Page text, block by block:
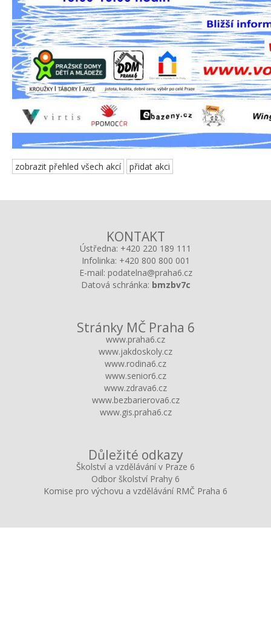
zobrazit přehled všech akcí přidat akci
KONTAKT
Ústředna: +420 220 189 111
Infolinka: +420 800 800 001
E-mail: podatelna@praha6.cz
Datová schránka: bmzbv7c
Stránky MČ Praha 6
www.praha6.cz
www.jakdoskoly.cz
www.rodina6.cz
www.senior6.cz
www.zdrava6.cz
www.bezbarierova6.cz
www.gis.praha6.cz
Důležité odkazy
Školství a vzdělávání v Praze 6
Odbor školství Prahy 6
Komise pro výchovu a vzdělávání RMČ Praha 6